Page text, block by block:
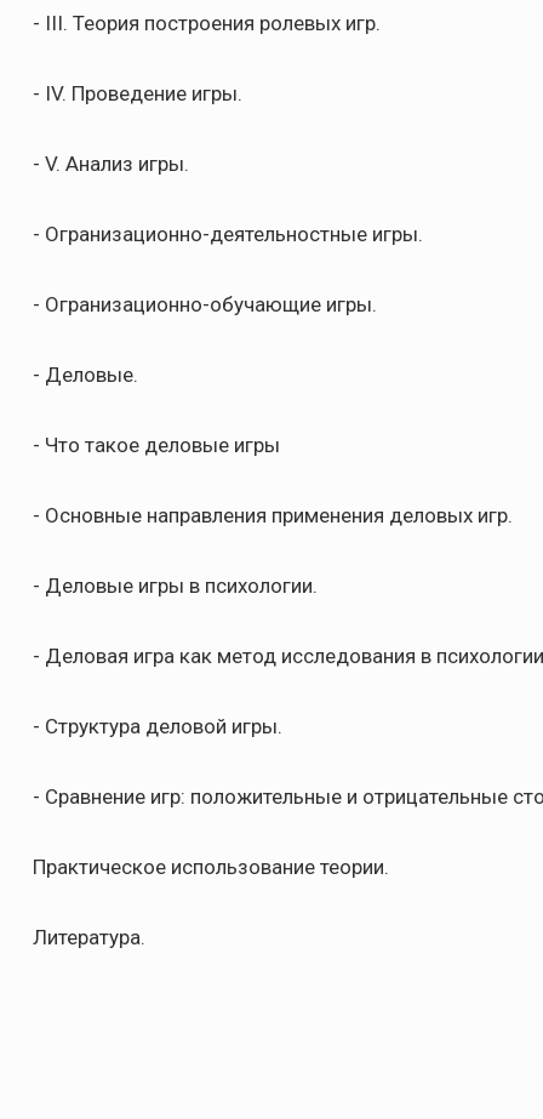
- III. Теория построения ролевых игр.
- IV. Проведение игры.
- V. Анализ игры.
- Огранизационно-деятельностные игры.
- Огранизационно-обучающие игры.
- Деловые.
- Что такое деловые игры
- Основные направления применения деловых игр.
- Деловые игры в психологии.
- Деловая игра как метод исследования в
- Структура деловой игры.
- Сравнение игр: положительные и отрицательные
Практическое использование теории.
Литература.